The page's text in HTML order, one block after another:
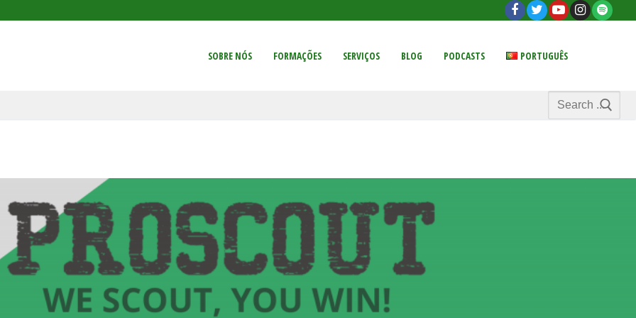
SOBRE NÓS
FORMAÇÕES SERVIÇOS BLOG PODCASTS PORTUGUÊS
Search
for: